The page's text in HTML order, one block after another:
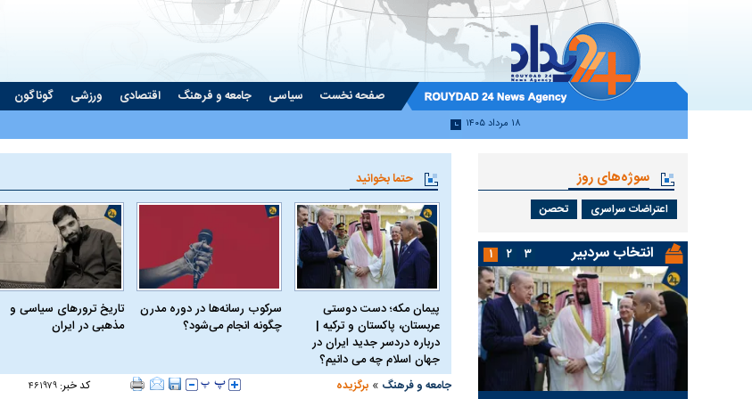
صفحه نخست سیاسی جامعه و فرهنگ اقتصادی ورزشی گوناگون
۱۸ مرداد ۱۴۰۵
حتما بخوانید
پیمان مکه؛ دست دوستی
عربستان، پاکستان و ترکیه |
درباره دردسر جدید ایران در
جهان اسلام چه می دانیم؟
سرکوب رسانه‌ها در دوره مدرن
چگونه انجام می‌شود؟
تاریخ ترورهای سیاسی و
مذهبی در ایران
جامعه و فرهنگ » برگزیده کد خبر:۴۶۱۹۷۹
سوژه‌های روز
اعتراضات سراسری تحصن
انتخاب سردبیر ۱ ۲ ۳